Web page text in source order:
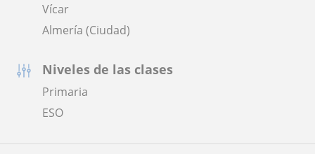
Vícar
Almería (Ciudad)
Niveles de las clases
Primaria
ESO